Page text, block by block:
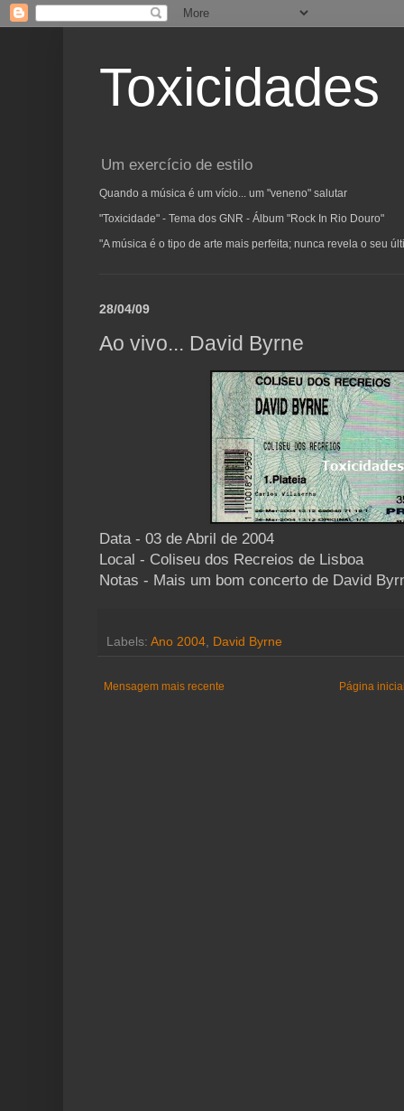
Toxicidades
Um exercício de estilo
Quando a música é um vício... um "veneno" salutar
"Toxicidade" - Tema dos GNR - Álbum "Rock In Rio Douro"
"A música é o tipo de arte mais perfeita; nunca revela o seu
28/04/09
Ao vivo... David Byrne
Data - 03 de Abril de 2004
Local - Coliseu dos Recreios de Lisboa
Notas - Mais um bom concerto de David
Labels: Ano 2004, David Byrne
Mensagem mais recente Página